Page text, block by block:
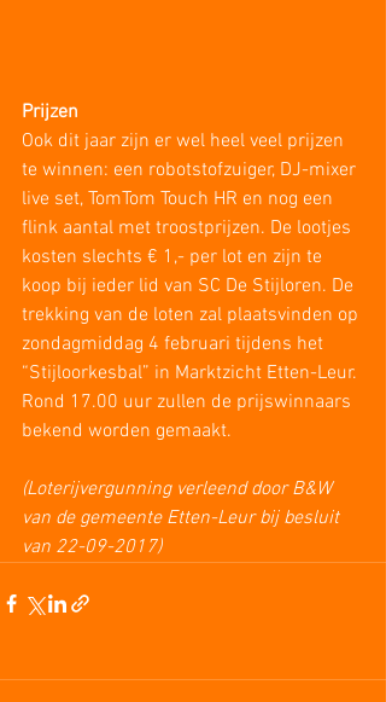
Prijzen
Ook dit jaar zijn er wel heel veel prijzen
te winnen: een robotstofzuiger, DJ-mixer
live set, TomTom Touch HR en nog een
flink aantal met troostprijzen. De lootjes
kosten slechts € 1,- per lot en zijn te
koop bij ieder lid van SC De Stijloren. De
trekking van de loten zal plaatsvinden op
zondagmiddag 4 februari tijdens het
“Stijloorkesbal” in Marktzicht Etten-Leur.
Rond 17.00 uur zullen de prijswinnaars
bekend worden gemaakt.
(Loterijvergunning verleend door B&W
van de gemeente Etten-Leur bij besluit
van 22-09-2017)